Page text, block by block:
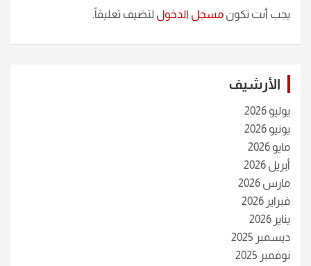
يجب أنت تكون مسجل الدخول لتضيف تعليقاً.
الأرشيف
يوليو 2026
يونيو 2026
مايو 2026
أبريل 2026
مارس 2026
فبراير 2026
يناير 2026
ديسمبر 2025
نوفمبر 2025